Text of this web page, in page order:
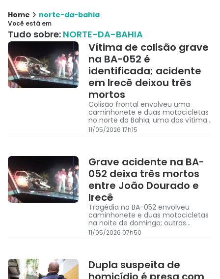
Home norte-da-bahia
Você está em
Tudo sobre: NORTE-DA-BAHIA
Vítima de colisão grave
na BA-052 é
identificada; acidente
em Irecê deixou três
mortos
Colisão frontal envolveu uma
caminhonete e duas motocicletas
no norte da Bahia; uma das vítimas
foi identificada como Wellington
Lima dos Anjos, de 38 anos
11/05/2026 17h15
Grave acidente na BA-
052 deixa três mortos
entre João Dourado e
Irecê
Tragédia na BA-052 envolveu
caminhonete e duas motocicletas
na noite de domingo; outras
ocorrências com mortes e
incêndios também foram
11/05/2026 07h50
Dupla suspeita de